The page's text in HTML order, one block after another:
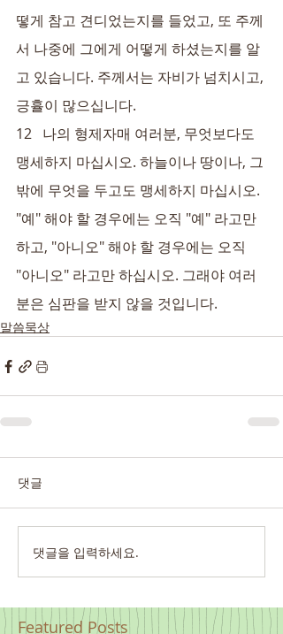
떻게 참고 견디었는지를 들었고, 또 주께
서 나중에 그에게 어떻게 하셨는지를 알
고 있습니다. 주께서는 자비가 넘치시고,
긍휼이 많으십니다.
12   나의 형제자매 여러분, 무엇보다도
맹세하지 마십시오. 하늘이나 땅이나, 그
밖에 무엇을 두고도 맹세하지 마십시오.
"예" 해야 할 경우에는 오직 "예" 라고만
하고, "아니오" 해야 할 경우에는 오직
"아니오" 라고만 하십시오. 그래야 여러
분은 심판을 받지 않을 것입니다.
말씀묵상
댓글
댓글을 입력하세요.
Featured Posts